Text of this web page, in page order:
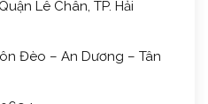
Lê Chân, TP. Hải
Đèo – An Dương – Tân